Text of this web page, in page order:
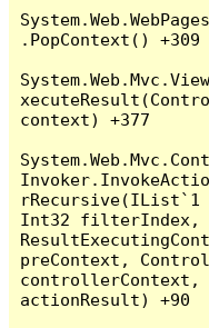
.PopContext() +309
context) +377
Int32 filterIndex,
preContext,
controllerContext,
actionResult) +90